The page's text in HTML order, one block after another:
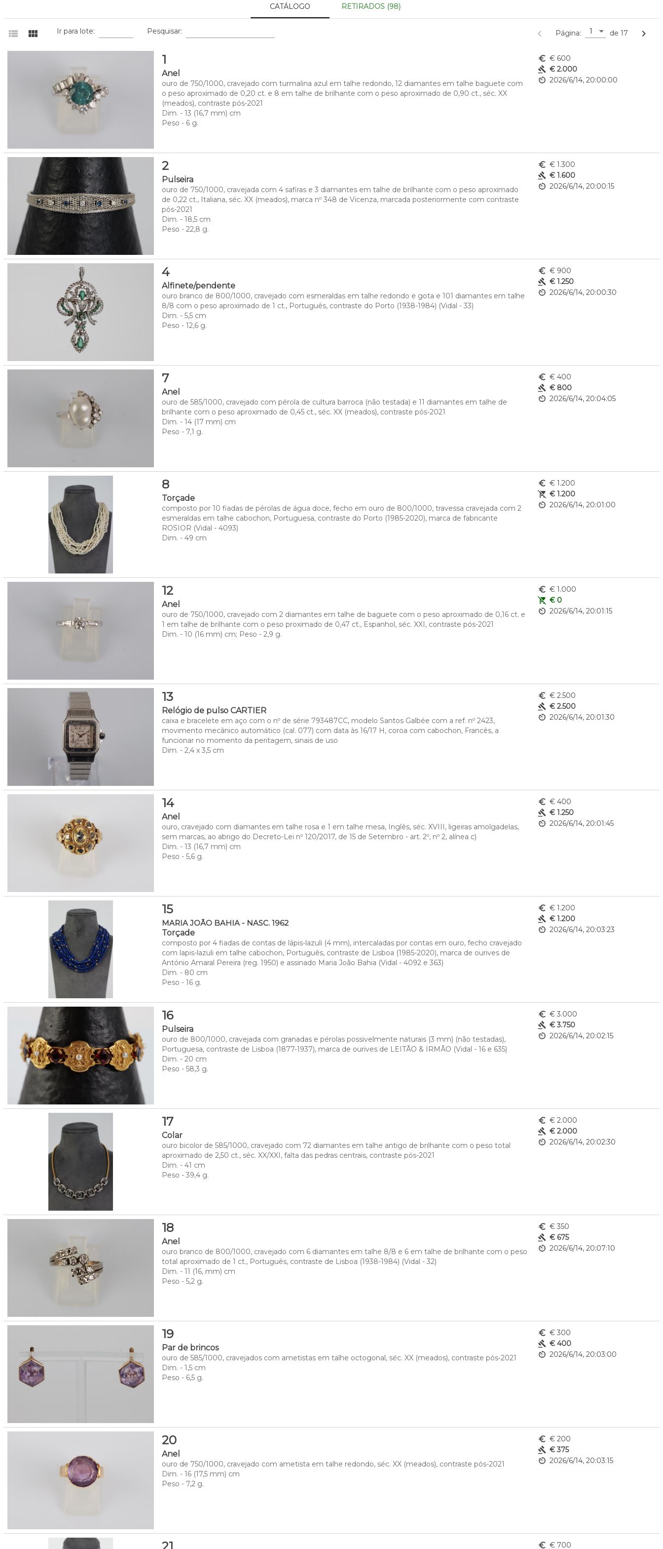
CATÁLOGO RETIRADOS (98)
view_list view_module Ir para lote: Pesquisar: navigate_before Página: 1 de 17 navigate_next
1
Anel
ouro de 750/1000, cravejado com turmalina azul em talhe redondo, 12 diamantes em talhe baguete com
o peso aproximado de 0,20 ct. e 8 em talhe de brilhante com o peso aproximado de 0,90 ct., séc. XX
(meados), contraste pós-2021
Dim. - 13 (16,7 mm) cm
Peso - 6 g.
euro_symbol € 600
gavel € 2.000
av_timer 2026/6/14, 20:00:00
2
Pulseira
ouro de 750/1000, cravejada com 4 safiras e 3 diamantes em talhe de brilhante com o peso aproximado
de 0,22 ct., Italiana, séc. XX (meados), marca nº 348 de Vicenza, marcada posteriormente com contraste
pós-2021
Dim. - 18,5 cm
Peso - 22,8 g.
euro_symbol € 1.300
gavel € 1.600
av_timer 2026/6/14, 20:00:15
4
Alfinete/pendente
ouro branco de 800/1000, cravejado com esmeraldas em talhe redondo e gota e 101 diamantes em talhe
8/8 com o peso aproximado de 1 ct., Português, contraste do Porto (1938-1984) (Vidal - 33)
Dim. - 5,5 cm
Peso - 12,6 g.
euro_symbol € 900
gavel € 1.250
av_timer 2026/6/14, 20:00:30
7
Anel
ouro de 585/1000, cravejado com pérola de cultura barroca (não testada) e 11 diamantes em talhe de
brilhante com o peso aproximado de 0,45 ct., séc. XX (meados), contraste pós-2021
Dim. - 14 (17 mm) cm
Peso - 7,1 g.
euro_symbol € 400
gavel € 800
av_timer 2026/6/14, 20:04:05
8
Torçade
composto por 10 fiadas de pérolas de água doce, fecho em ouro de 800/1000, travessa cravejada com 2
esmeraldas em talhe cabochon, Portuguesa, contraste do Porto (1985-2020), marca de fabricante
ROSIOR (Vidal - 4093)
Dim. - 49 cm
euro_symbol € 1.200
remove_shopping_cart € 1.200
av_timer 2026/6/14, 20:01:00
12
Anel
ouro de 750/1000, cravejado com 2 diamantes em talhe de baguete com o peso aproximado de 0,16 ct. e
1 em talhe de brilhante com o peso proximado de 0,47 ct., Espanhol, séc. XXI, contraste pós-2021
Dim. - 10 (16 mm) cm; Peso - 2,9 g.
euro_symbol € 1.000
remove_shopping_cart € 0
av_timer 2026/6/14, 20:01:15
13
Relógio de pulso CARTIER
caixa e bracelete em aço com o nº de série 793487CC, modelo Santos Galbée com a ref. nº 2423,
movimento mecânico automático (cal. 077) com data às 16/17 H, coroa com cabochon, Francês, a
funcionar no momento da peritagem, sinais de uso
Dim. - 2,4 x 3,5 cm
euro_symbol € 2.500
gavel € 2.500
av_timer 2026/6/14, 20:01:30
14
Anel
ouro, cravejado com diamantes em talhe rosa e 1 em talhe mesa, Inglês, séc. XVIII, ligeiras amolgadelas,
sem marcas, ao abrigo do Decreto-Lei nº 120/2017, de 15 de Setembro - art. 2º, nº 2, alínea c)
Dim. - 13 (16,7 mm) cm
Peso - 5,6 g.
euro_symbol € 400
gavel € 1.250
av_timer 2026/6/14, 20:01:45
15
MARIA JOÃO BAHIA - NASC. 1962
Torçade
composto por 4 fiadas de contas de lápis-lazuli (4 mm), intercaladas por contas em ouro, fecho cravejado
com lapis-lazuli em talhe cabochon, Português, contraste de Lisboa (1985-2020), marca de ourives de
António Amaral Pereira (reg. 1950) e assinado Maria João Bahia (Vidal - 4092 e 363)
Dim. - 80 cm
Peso - 16 g.
euro_symbol € 1.200
gavel € 1.200
av_timer 2026/6/14, 20:03:23
16
Pulseira
ouro de 800/1000, cravejada com granadas e pérolas possivelmente naturais (3 mm) (não testadas),
Portuguesa, contraste de Lisboa (1877-1937), marca de ourives de LEITÃO & IRMÃO (Vidal - 16 e 635)
Dim. - 20 cm
Peso - 58,3 g.
euro_symbol € 3.000
gavel € 3.750
av_timer 2026/6/14, 20:02:15
17
Colar
ouro bicolor de 585/1000, cravejado com 72 diamantes em talhe antigo de brilhante com o peso total
aproximado de 2,50 ct., séc. XX/XXI, falta das pedras centrais, contraste pós-2021
Dim. - 41 cm
Peso - 39,4 g.
euro_symbol € 2.000
gavel € 2.000
av_timer 2026/6/14, 20:02:30
18
Anel
ouro branco de 800/1000, cravejado com 6 diamantes em talhe 8/8 e 6 em talhe de brilhante com o peso
total aproximado de 1 ct., Português, contraste de Lisboa (1938-1984) (Vidal - 32)
Dim. - 11 (16, mm) cm
Peso - 5,2 g.
euro_symbol € 350
gavel € 675
av_timer 2026/6/14, 20:07:10
19
Par de brincos
ouro de 585/1000, cravejados com ametistas em talhe octogonal, séc. XX (meados), contraste pós-2021
Dim. - 1,5 cm
Peso - 6,5 g.
euro_symbol € 300
gavel € 400
av_timer 2026/6/14, 20:03:00
20
Anel
ouro de 750/1000, cravejado com ametista em talhe redondo, séc. XX (meados), contraste pós-2021
Dim. - 16 (17,5 mm) cm
Peso - 7,2 g.
euro_symbol € 200
gavel € 375
av_timer 2026/6/14, 20:03:15
euro_symbol € 700